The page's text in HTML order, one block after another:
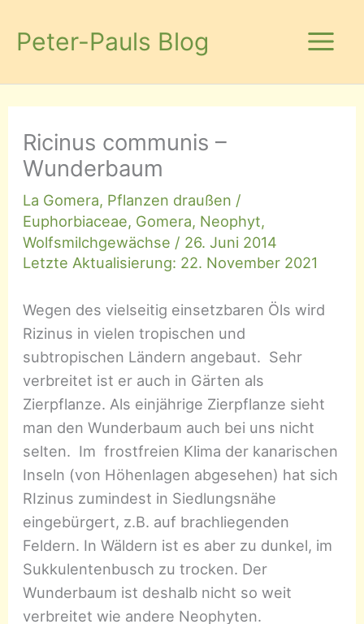
InhaltPeter-Pauls Blog
Ricinus communis –
Wunderbaum
La Gomera, Pflanzen draußen /
Euphorbiaceae, Gomera, Neophyt,
Wolfsmilchgewächse / 26. Juni 2014
Letzte Aktualisierung: 22. November 2021
Wegen des vielseitig einsetzbaren Öls wird
Rizinus in vielen tropischen und
subtropischen Ländern angebaut. Sehr
verbreitet ist er auch in Gärten als
Zierpflanze. Als einjährige Zierpflanze sieht
man den Wunderbaum auch bei uns nicht
selten. Im frostfreien Klima der kanarischen
Inseln (von Höhenlagen abgesehen) hat sich
RIzinus zumindest in Siedlungsnähe
eingebürgert, z.B. auf brachliegenden
Feldern. In Wäldern ist es aber zu dunkel, im
Sukkulentenbusch zu trocken. Der
Wunderbaum ist deshalb nicht so weit
verbreitet wie andere Neophyten.